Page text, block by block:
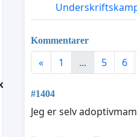
Kommentarer
« 1 ... 5 6
#1404
Jeg er selv